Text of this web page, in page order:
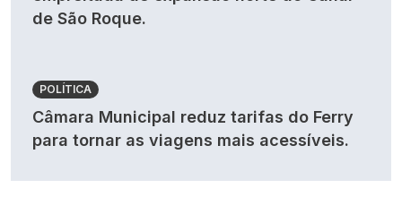
de São Roque.
POLÍTICA
Câmara Municipal reduz tarifas do Ferry
para tornar as viagens mais acessíveis.